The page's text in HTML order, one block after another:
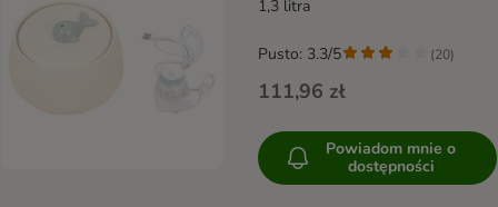
1,3 litra
111,96 zł
Pusto: 3.3/5 (20)
Powiadom mnie o
dostępności